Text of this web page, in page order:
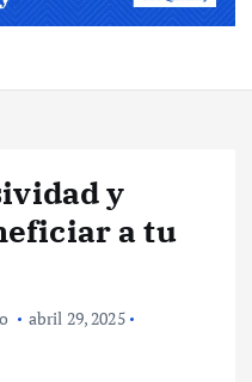
y
a tu
abril 29, 2025